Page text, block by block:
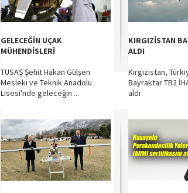
GELECEĞİN UÇAK
MÜHENDİSLERİ
TUSAŞ Şehit Hakan Gülşen
Mesleki ve Teknik Anadolu
Lisesi'nde geleceğin ...
KIRGIZİSTAN
ALDI
Kırgızistan,
Bayraktar TB2
aldı